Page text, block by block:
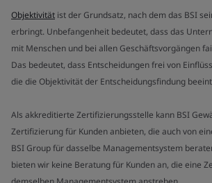
Objektivität ist der Grundsatz, nach dem das BSI
erbringt. Unbefangenheit bedeutet, dass das
mit Menschen und bei allen Geschäftsvorgängen
Das bedeutet, dass Entscheidungen frei von
die die Objektivität der Entscheidungsfindung
Als akkreditierte Zertifizierungsstelle kann BSI
Zertifizierung für Kunden anbieten, die auch von
BSI Group für dasselbe Managementsystem
bieten wir keine Beratung für Kunden an, die eine